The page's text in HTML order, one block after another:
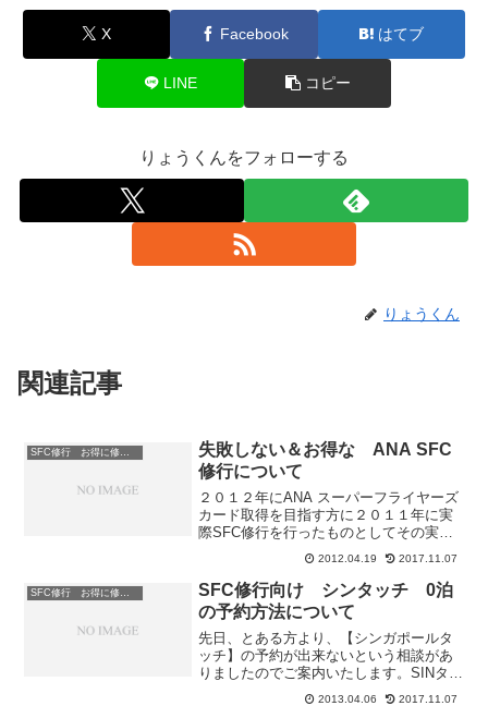
X Facebook はてブ
LINE コピー
りょうくんをフォローする
りょうくん
関連記事
失敗しない＆お得な ANA SFC
修行について
２０１２年にANA スーパーフライヤーズ
カード取得を目指す方に２０１１年に実
際SFC修行を行ったものとしてその実体
験をもとにご案内おりますがホームペー
ジの方の情報も更新いたしました。
★SFC 準備編 最終的に失敗しない
ANA SFC(スーパ...
2012.04.19 2017.11.07
SFC修行 お得に修行するポイント・アドバイス
SFC修行向け シンタッチ 0泊
の予約方法について
先日、とある方より、【シンガポールタ
ッチ】の予約が出来ないという相談があ
りましたのでご案内いたします。SINタッ
チについてはSFC修行をするにあたって
皆さん考える方法です。日程的に効率よ
2013.04.06 2017.11.07